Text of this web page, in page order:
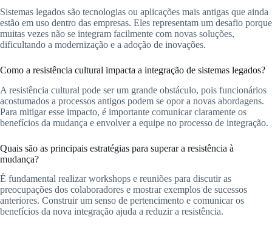
Sistemas legados são tecnologias ou aplicações mais antigas que ainda
estão em uso dentro das empresas. Eles representam um desafio porque
muitas vezes não se integram facilmente com novas soluções,
dificultando a modernização e a adoção de inovações.
Como a resistência cultural impacta a integração de sistemas legados?
A resistência cultural pode ser um grande obstáculo, pois funcionários
acostumados a processos antigos podem se opor a novas abordagens.
Para mitigar esse impacto, é importante comunicar claramente os
benefícios da mudança e envolver a equipe no processo de integração.
Quais são as principais estratégias para superar a resistência à
mudança?
É fundamental realizar workshops e reuniões para discutir as
preocupações dos colaboradores e mostrar exemplos de sucessos
anteriores. Construir um senso de pertencimento e comunicar os
benefícios da nova integração ajuda a reduzir a resistência.